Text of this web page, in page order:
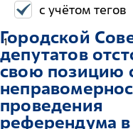
с учётом тегов
1
Городской
депутатов
свою позицию
проведения
референдума в